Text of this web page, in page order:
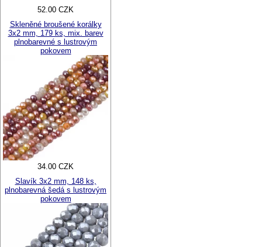
52.00 CZK
Skleněné broušené korálky
3x2 mm, 179 ks, mix. barev
plnobarevné s lustrovým
pokovem
34.00 CZK
Slavík 3x2 mm, 148 ks,
plnobarevná šedá s lustrovým
pokovem